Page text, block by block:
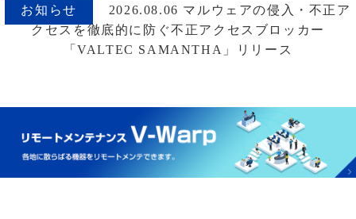
お知らせ
2026.08.06 マルウェアの侵入・不正ア
クセスを徹底的に防ぐ不正アクセスブロッカー
「VALTEC SAMANTHA」リリース